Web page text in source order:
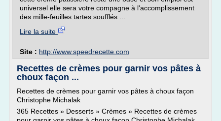
universel elle sera votre compagne à l'accomplissement
des mille-feuilles tartes soufflés ...
Lire la suite
Site : http://www.speedrecette.com
Recettes de crèmes pour garnir vos pâtes à
choux façon ...
Recettes de crèmes pour garnir vos pâtes à choux façon
Christophe Michalak
365 Recettes » Desserts » Crèmes » Recettes de crèmes